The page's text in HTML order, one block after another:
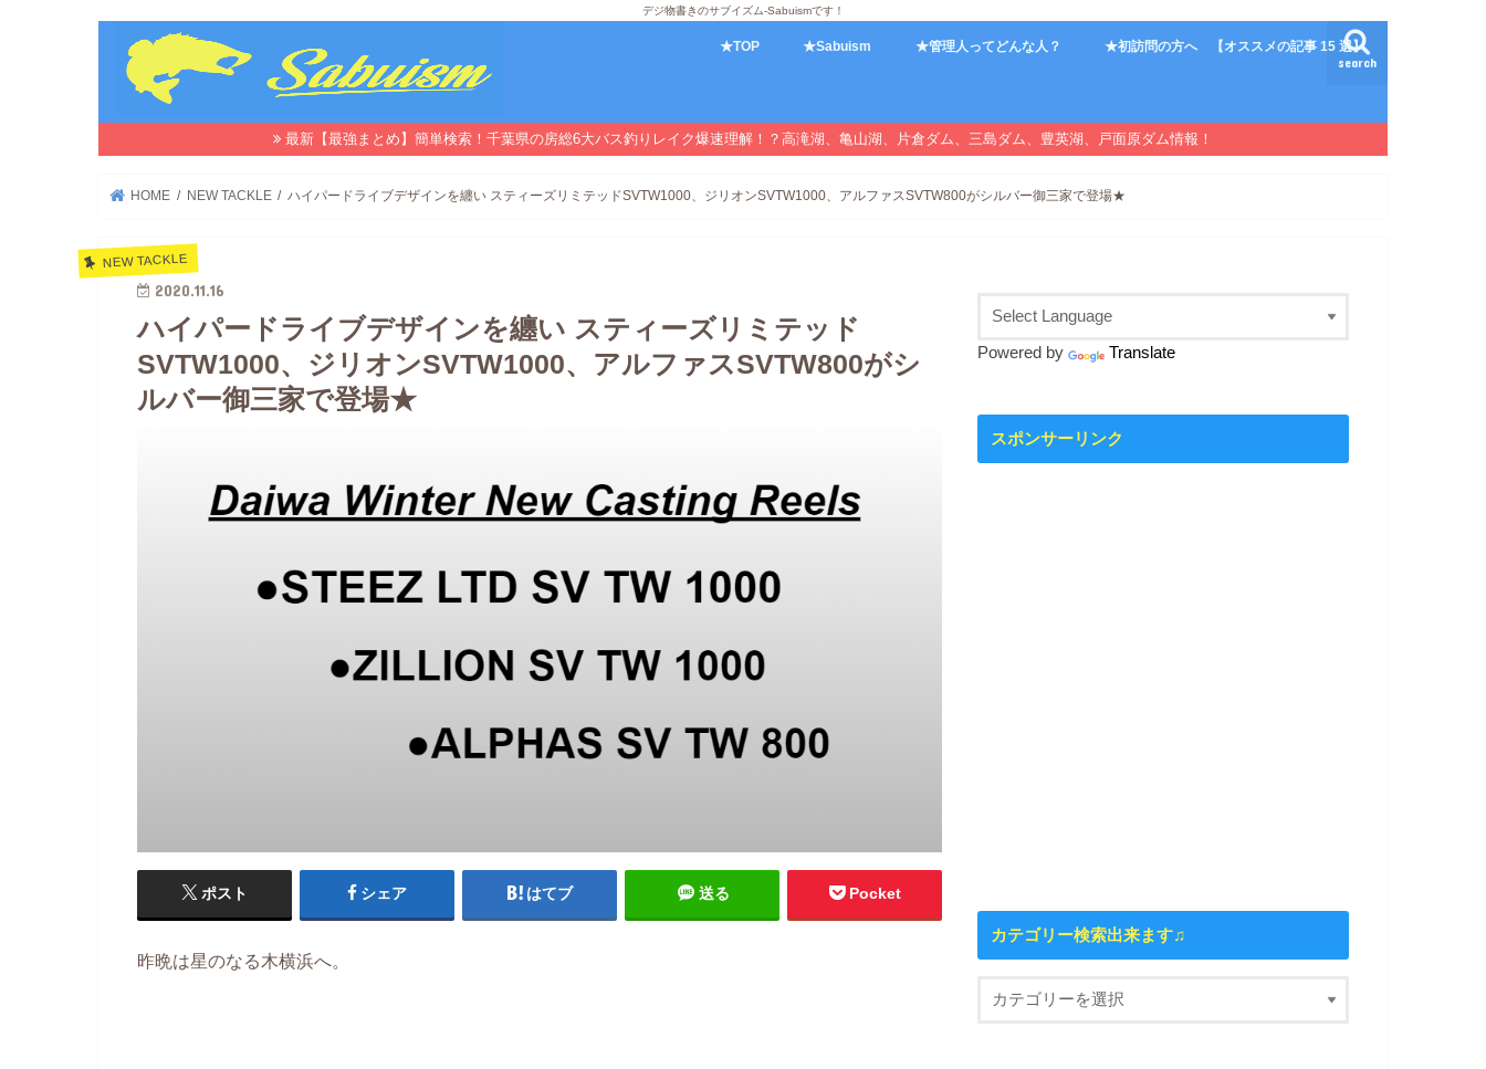
デジ物書きのサブイズム-Sabuismです！
search
★TOP ★Sabuism ★管理人ってどんな人？ ★初訪問の方へ 【オススメの記事 15 選】
最新【最強まとめ】簡単検索！千葉県の房総6大バス釣りレイク爆速理解！？高滝湖、亀山湖、片倉ダム、三島ダム、豊英湖、戸面原ダム情報！
HOME NEW TACKLE ハイパードライブデザインを纏い スティーズリミテッドSVTW1000、ジリオンSVTW1000、アルファスSVTW800がシルバー御三家で登場★
NEW TACKLE
2020.11.16
ハイパードライブデザインを纏い スティーズリミテッド
SVTW1000、ジリオンSVTW1000、アルファスSVTW800がシ
ルバー御三家で登場★
ポスト シェア はてブ 送る Pocket
昨晩は星のなる木横浜へ。
Powered by Translate
スポンサーリンク
カテゴリー検索出来ます♫